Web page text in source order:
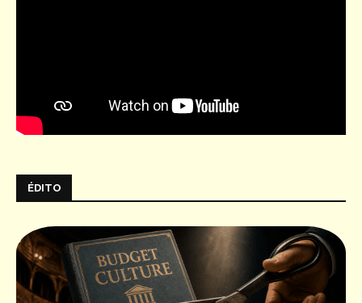
ÉDITO